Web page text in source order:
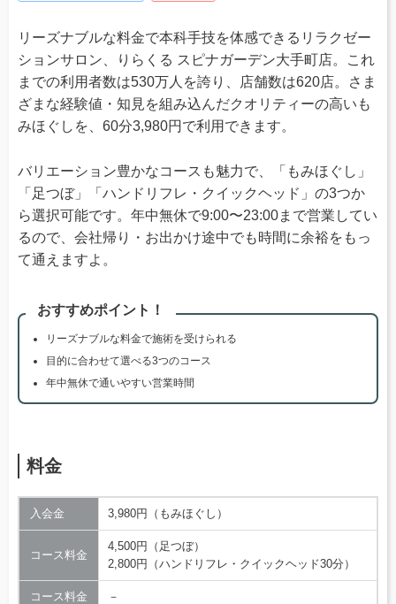
リーズナブルな料金で本科手技を体感できるリラクゼー
ションサロン、りらくる スピナガーデン大手町店。これ
までの利用者数は530万人を誇り、店舗数は620店。さま
ざまな経験値・知見を組み込んだクオリティーの高いも
みほぐしを、60分3,980円で利用できます。
バリエーション豊かなコースも魅力で、「もみほぐし」
「足つぼ」「ハンドリフレ・クイックヘッド」の3つか
ら選択可能です。年中無休で9:00〜23:00まで営業してい
るので、会社帰り・お出かけ途中でも時間に余裕をもっ
て通えますよ。
おすすめポイント！
リーズナブルな料金で施術を受けられる
目的に合わせて選べる3つのコース
年中無休で通いやすい営業時間
料金
入会金 3,980円（もみほぐし）
コース料金
4,500円（足つぼ）
2,800円（ハンドリフレ・クイックヘッド30分）
コース料金 －